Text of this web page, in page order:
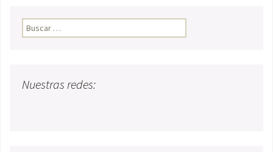
Buscar:
Nuestras redes: